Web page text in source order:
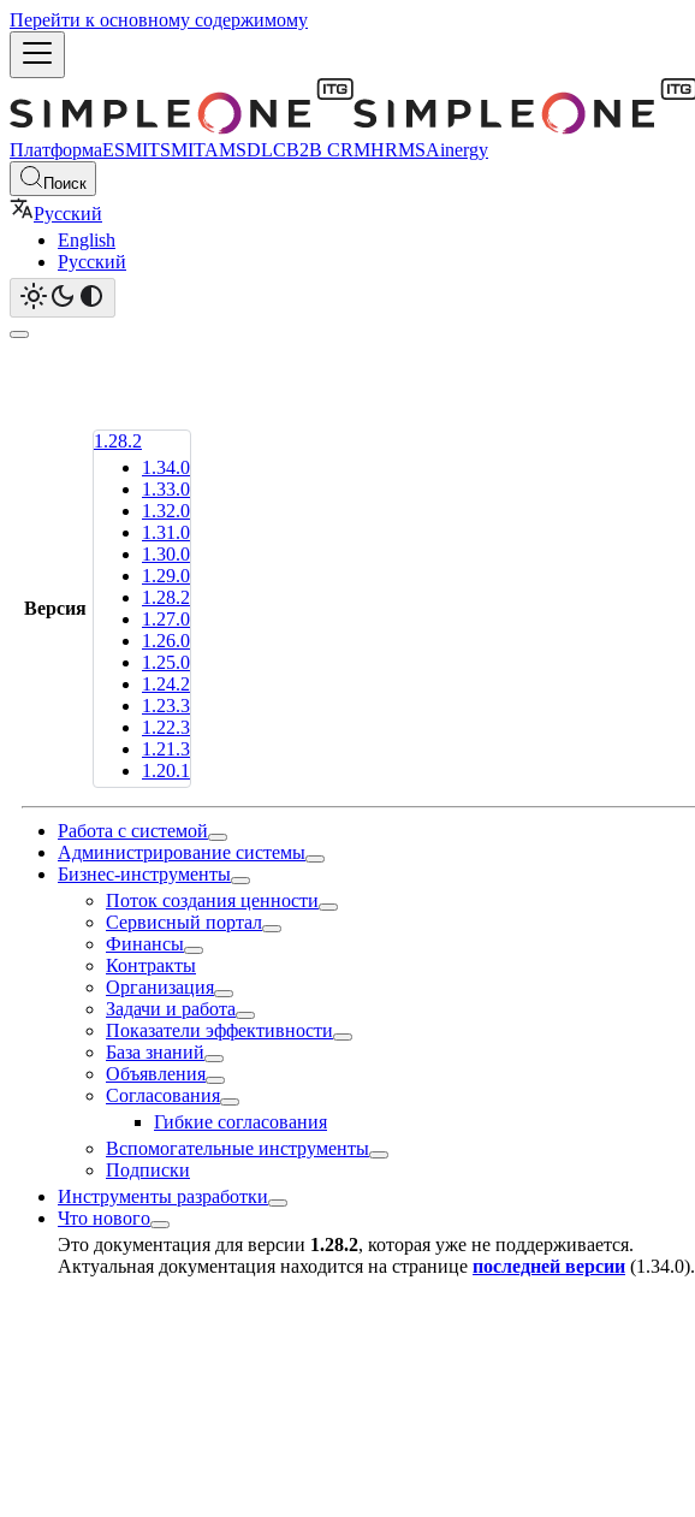
Перейти к основному содержимому
ПлатформаESMITSMITAMSDLCB2B CRMHRMSAinergy
Поиск
Русский
English
Русский
Версия
1.28.2
1.34.0
1.33.0
1.32.0
1.31.0
1.30.0
1.29.0
1.28.2
1.27.0
1.26.0
1.25.0
1.24.2
1.23.3
1.22.3
1.21.3
1.20.1
Работа с системой
Администрирование системы
Бизнес-инструменты
Поток создания ценности
Сервисный портал
Финансы
Контракты
Организация
Задачи и работа
Показатели эффективности
База знаний
Объявления
Согласования
Гибкие согласования
Вспомогательные инструменты
Подписки
Инструменты разработки
Что нового
Это документация для версии 1.28.2, которая уже не поддерживается.
Актуальная документация находится на странице последней версии (1.34.0).